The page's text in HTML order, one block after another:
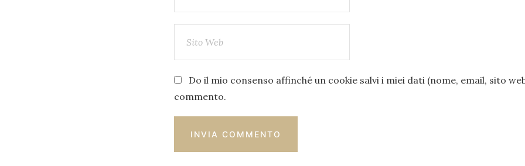
Do il mio consenso affinché un cookie salvi i miei dati (nome, email, sito
commento.